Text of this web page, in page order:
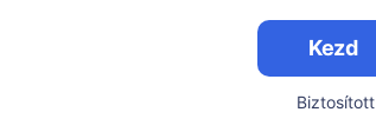
Kezd
Biztosított